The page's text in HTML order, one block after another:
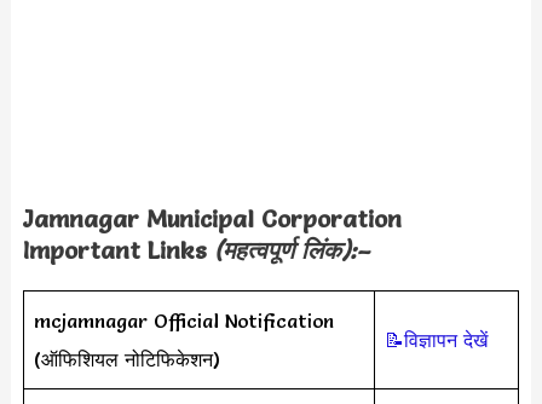
Jamnagar Municipal Corporation
Important Links (महत्वपूर्ण लिंक):–
mcjamnagar Official Notification
(ऑफिशियल नोटिफिकेशन)
📝विज्ञापन देखें